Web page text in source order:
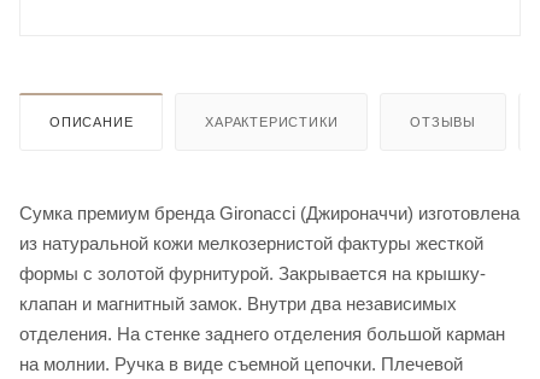
ОПИСАНИЕ ХАРАКТЕРИСТИКИ ОТЗЫВЫ
Cумка премиум бренда Gironacci (Джироначчи) изготовлена
из натуральной кожи мелкозернистой фактуры жесткой
формы с золотой фурнитурой. Закрывается на крышку-
клапан и магнитный замок. Внутри два независимых
отделения. На стенке заднего отделения большой карман
на молнии. Ручка в виде съемной цепочки. Плечевой